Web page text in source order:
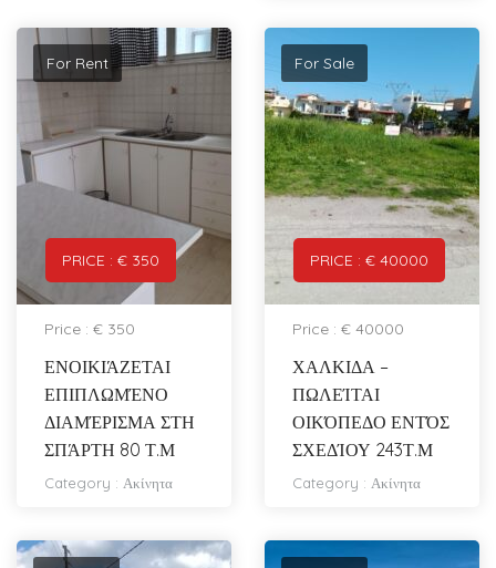
PRICE : € 350
For Rent
Price : € 350
ΕΝΟΙΚΙΆΖΕΤΑΙ
ΕΠΙΠΛΩΜΈΝΟ
ΔΙΑΜΈΡΙΣΜΑ ΣΤΗ
ΣΠΆΡΤΗ 80 Τ.Μ
Category : Ακίνητα
PRICE : € 40000
For Sale
Price : € 40000
ΧΑΛΚΙΔΑ –
ΠΩΛΕΊΤΑΙ
ΟΙΚΌΠΕΔΟ ΕΝΤΌΣ
ΣΧΕΔΊΟΥ 243Τ.Μ
Category : Ακίνητα